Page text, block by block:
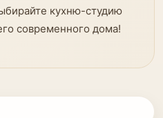
кухню-студию
современного дома!